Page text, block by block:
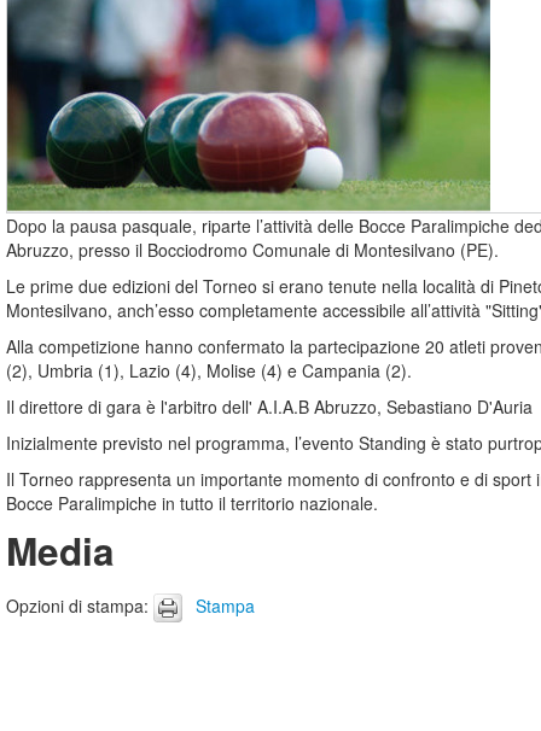
Dopo la pausa pasquale, riparte l’attività delle Bocce Paralimpiche
Abruzzo, presso il Bocciodromo Comunale di Montesilvano (PE).
Le prime due edizioni del Torneo si erano tenute nella località di
Montesilvano, anch’esso completamente accessibile all’attività
Alla competizione hanno confermato la partecipazione 20 atleti
(2), Umbria (1), Lazio (4), Molise (4) e Campania (2).
Il direttore di gara è l'arbitro dell' A.I.A.B Abruzzo, Sebastiano D'Auria
Inizialmente previsto nel programma, l’evento Standing è stato
Il Torneo rappresenta un importante momento di confronto e di
Bocce Paralimpiche in tutto il territorio nazionale.
Media
Opzioni di stampa: Stampa